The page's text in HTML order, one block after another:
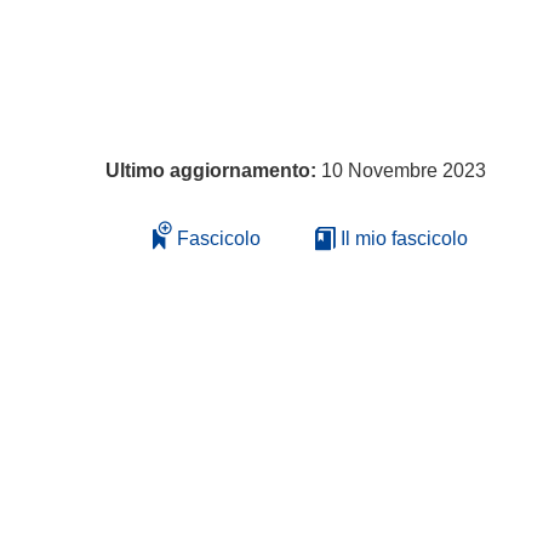
Ultimo aggiornamento: 10 Novembre 2023
Fascicolo Il mio fascicolo